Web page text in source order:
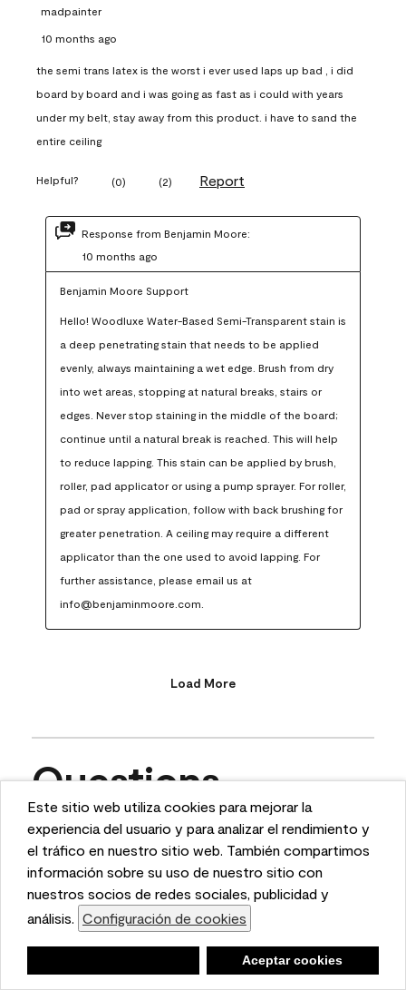
This website uses cookies to enhance user experience
and to analyze performance and traffic on our website.
We also share information about your use of our site
with our social media, advertising, and analytics
partners. Cookie Settings
Accept Cookies
Este sitio web utiliza cookies para mejorar la
experiencia del usuario y para analizar el rendimiento y
el tráfico en nuestro sitio web. También compartimos
información sobre su uso de nuestro sitio con
nuestros socios de redes sociales, publicidad y
análisis. Configuración de cookies
Aceptar cookies
madpainter
10 months ago
the semi trans latex is the worst i ever used laps up bad , i did
board by board and i was going as fast as i could with years
under my belt, stay away from this product. i have to sand the
entire ceiling
Helpful? (0) (2) Report
Response from Benjamin Moore:
10 months ago
Benjamin Moore Support
Hello! Woodluxe Water-Based Semi-Transparent stain is
a deep penetrating stain that needs to be applied
evenly, always maintaining a wet edge. Brush from dry
into wet areas, stopping at natural breaks, stairs or
edges. Never stop staining in the middle of the board;
continue until a natural break is reached. This will help
to reduce lapping. This stain can be applied by brush,
roller, pad applicator or using a pump sprayer. For roller,
pad or spray application, follow with back brushing for
greater penetration. A ceiling may require a different
applicator than the one used to avoid lapping. For
further assistance, please email us at
info@benjaminmoore.com.
Load More
Questions
Ask a question
1 - 10 of 11 Questions